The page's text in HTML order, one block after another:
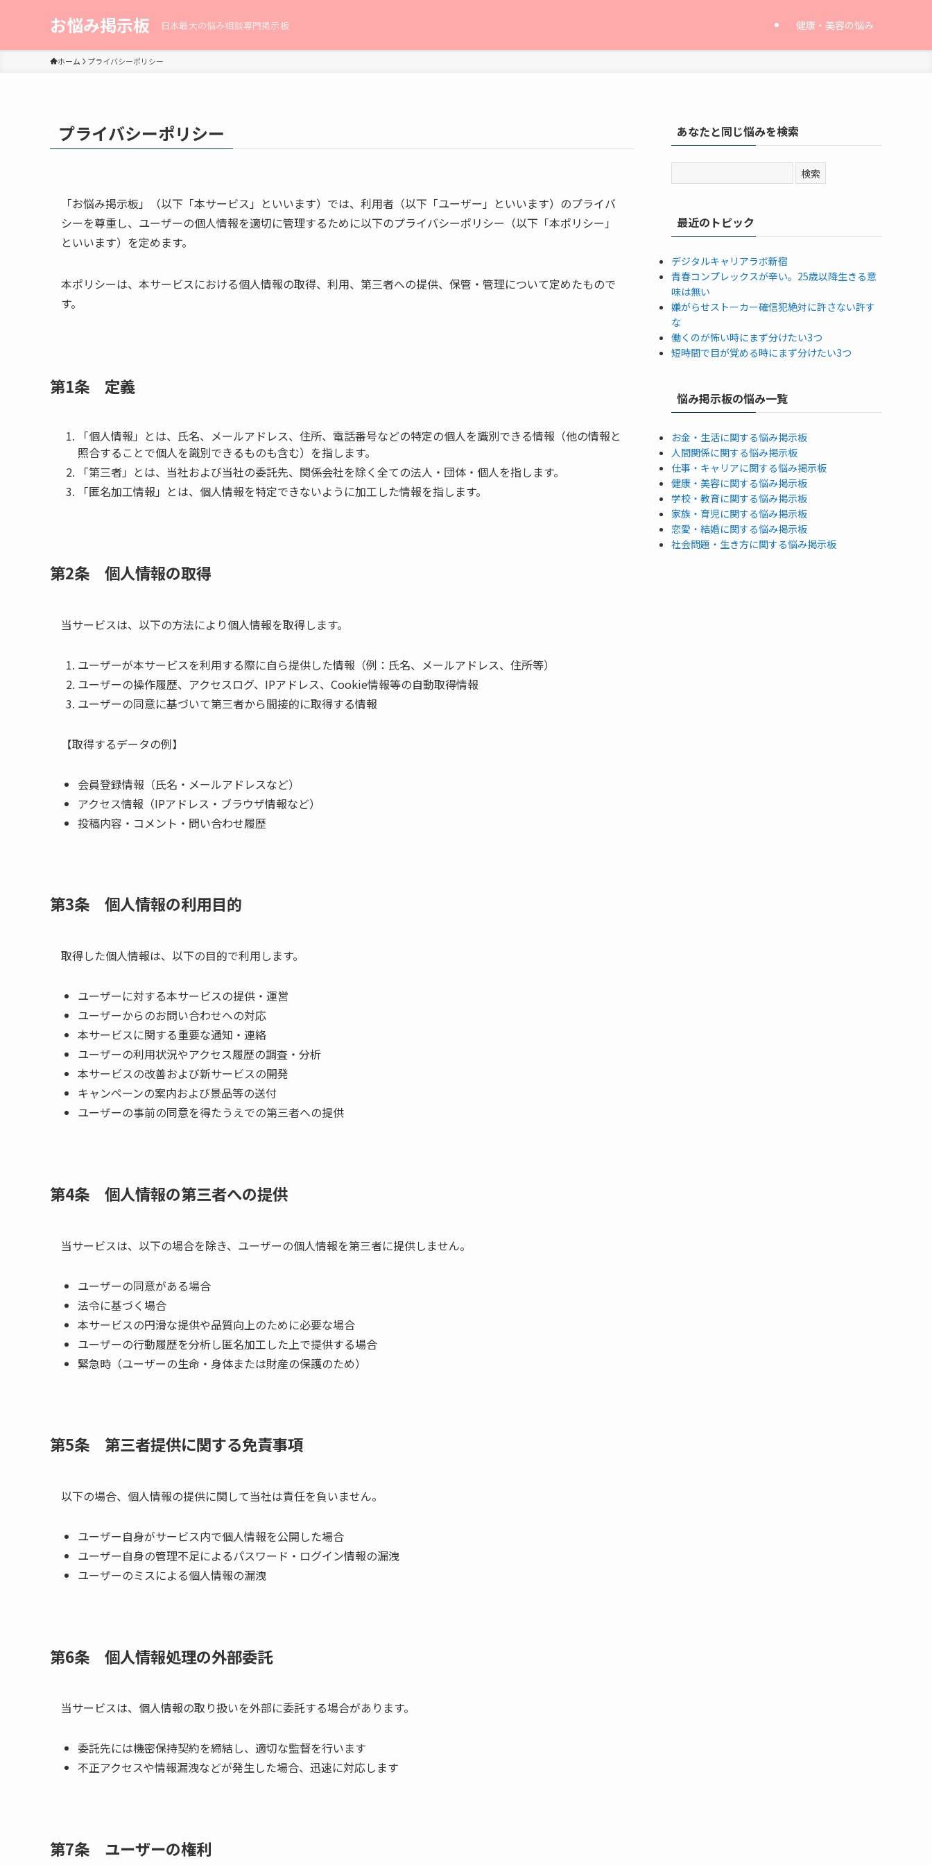
お悩み掲示板 日本最大の悩み相談専門掲示板 健康・美容の悩み
ホーム プライバシーポリシー
プライバシーポリシー
「お悩み掲示板」（以下「本サービス」といいます）では、利用者（以下「ユーザー」といいます）のプライバ
シーを尊重し、ユーザーの個人情報を適切に管理するために以下のプライバシーポリシー（以下「本ポリシー」
といいます）を定めます。
本ポリシーは、本サービスにおける個人情報の取得、利用、第三者への提供、保管・管理について定めたもので
す。
第1条 定義
「個人情報」とは、氏名、メールアドレス、住所、電話番号などの特定の個人を識別できる情報（他の情報と
照合することで個人を識別できるものも含む）を指します。
「第三者」とは、当社および当社の委託先、関係会社を除く全ての法人・団体・個人を指します。
「匿名加工情報」とは、個人情報を特定できないように加工した情報を指します。
第2条 個人情報の取得
当サービスは、以下の方法により個人情報を取得します。
ユーザーが本サービスを利用する際に自ら提供した情報（例：氏名、メールアドレス、住所等）
ユーザーの操作履歴、アクセスログ、IPアドレス、Cookie情報等の自動取得情報
ユーザーの同意に基づいて第三者から間接的に取得する情報
【取得するデータの例】
会員登録情報（氏名・メールアドレスなど）
アクセス情報（IPアドレス・ブラウザ情報など）
投稿内容・コメント・問い合わせ履歴
第3条 個人情報の利用目的
取得した個人情報は、以下の目的で利用します。
ユーザーに対する本サービスの提供・運営
ユーザーからのお問い合わせへの対応
本サービスに関する重要な通知・連絡
ユーザーの利用状況やアクセス履歴の調査・分析
本サービスの改善および新サービスの開発
キャンペーンの案内および景品等の送付
ユーザーの事前の同意を得たうえでの第三者への提供
第4条 個人情報の第三者への提供
当サービスは、以下の場合を除き、ユーザーの個人情報を第三者に提供しません。
ユーザーの同意がある場合
法令に基づく場合
本サービスの円滑な提供や品質向上のために必要な場合
ユーザーの行動履歴を分析し匿名加工した上で提供する場合
緊急時（ユーザーの生命・身体または財産の保護のため）
第5条 第三者提供に関する免責事項
以下の場合、個人情報の提供に関して当社は責任を負いません。
ユーザー自身がサービス内で個人情報を公開した場合
ユーザー自身の管理不足によるパスワード・ログイン情報の漏洩
ユーザーのミスによる個人情報の漏洩
第6条 個人情報処理の外部委託
当サービスは、個人情報の取り扱いを外部に委託する場合があります。
委託先には機密保持契約を締結し、適切な監督を行います
不正アクセスや情報漏洩などが発生した場合、迅速に対応します
第7条 ユーザーの権利
あなたと同じ悩みを検索
最近のトピック
デジタルキャリアラボ新宿
青春コンプレックスが辛い。25歳以降生きる意
味は無い
嫌がらせストーカー確信犯絶対に許さない許す
な
働くのが怖い時にまず分けたい3つ
短時間で目が覚める時にまず分けたい3つ
悩み掲示板の悩み一覧
お金・生活に関する悩み掲示板
人間関係に関する悩み掲示板
仕事・キャリアに関する悩み掲示板
健康・美容に関する悩み掲示板
学校・教育に関する悩み掲示板
家族・育児に関する悩み掲示板
恋愛・結婚に関する悩み掲示板
社会問題・生き方に関する悩み掲示板